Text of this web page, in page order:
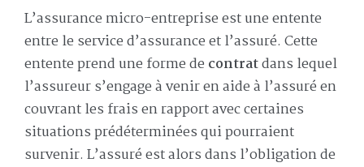
L’assurance micro-entreprise est une entente
entre le service d’assurance et l’assuré. Cette
entente prend une forme de contratdans lequel
l’assureur s’engage à venir en aide à l’assuré en
couvrant les frais en rapport avec certaines
situations prédéterminées qui pourraient
survenir. L’assuré est alors dans l’obligation de